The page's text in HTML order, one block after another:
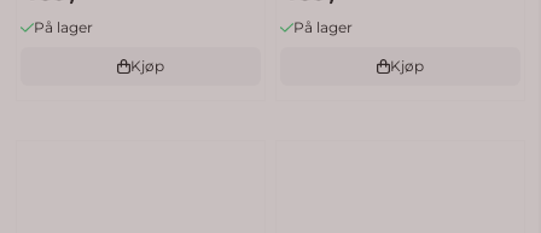
På lager
Kjøp
På lager
Kjøp